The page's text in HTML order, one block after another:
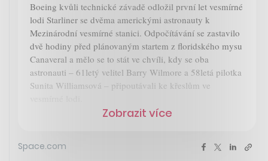
Boeing kvůli technické závadě odložil první let vesmírné
lodi Starliner se dvěma americkými astronauty k
Mezinárodní vesmírné stanici. Odpočítávání se zastavilo
dvě hodiny před plánovaným startem z floridského mysu
Canaveral a mělo se to stát ve chvíli, kdy se oba
astronauti – 61letý velitel Barry Wilmore a 58letá pilotka
Sunita Williamsová – připoutávali ke křeslům ve
Zobrazit více
Space.com